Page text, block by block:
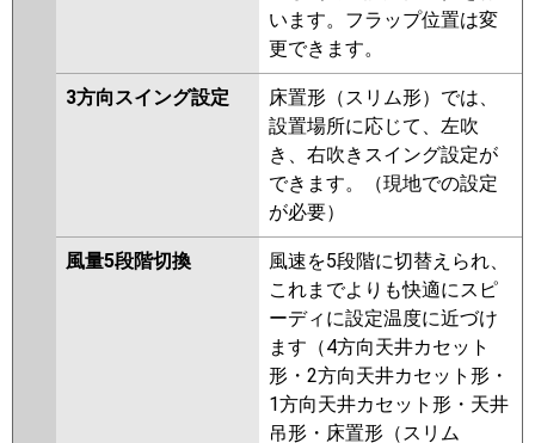
います。フラップ位置は変
更できます。
3方向スイング設定
床置形（スリム形）では、
設置場所に応じて、左吹
き、右吹きスイング設定が
できます。（現地での設定
が必要）
風量5段階切換
風速を5段階に切替えられ、
これまでよりも快適にスピ
ーディに設定温度に近づけ
ます（4方向天井カセット
形・2方向天井カセット形・
1方向天井カセット形・天井
吊形・床置形（スリム